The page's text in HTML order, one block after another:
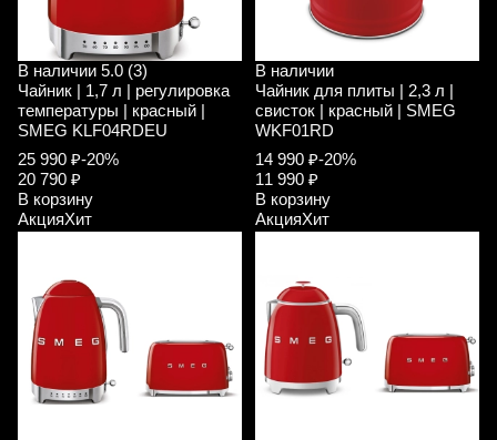
В наличии 5.0 (3)
Чайник | 1,7 л | регулировка
температуры | красный |
SMEG KLF04RDEU
25 990 ₽-20%
20 790 ₽
В корзину
АкцияХит
В наличии
Чайник для плиты | 2,3 л |
свисток | красный | SMEG
WKF01RD
14 990 ₽-20%
11 990 ₽
В корзину
АкцияХит